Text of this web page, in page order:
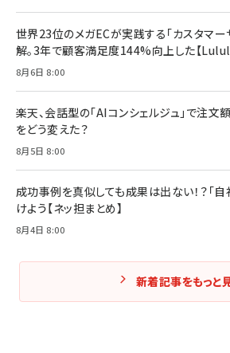
￥2,200
￥1,980
Amazonランキングをも
世界23位のメガECが実践する「カスタマ
解。3年で顧客満足度144%向上した【
8月6日 8:00
楽天、会話型の「AIコンシェルジュ」で注文
をどう変えた？
8月5日 8:00
成功事例を真似しても成果は出ない！？「
けよう【ネッ担まとめ】
8月4日 8:00
新着記事をもっと